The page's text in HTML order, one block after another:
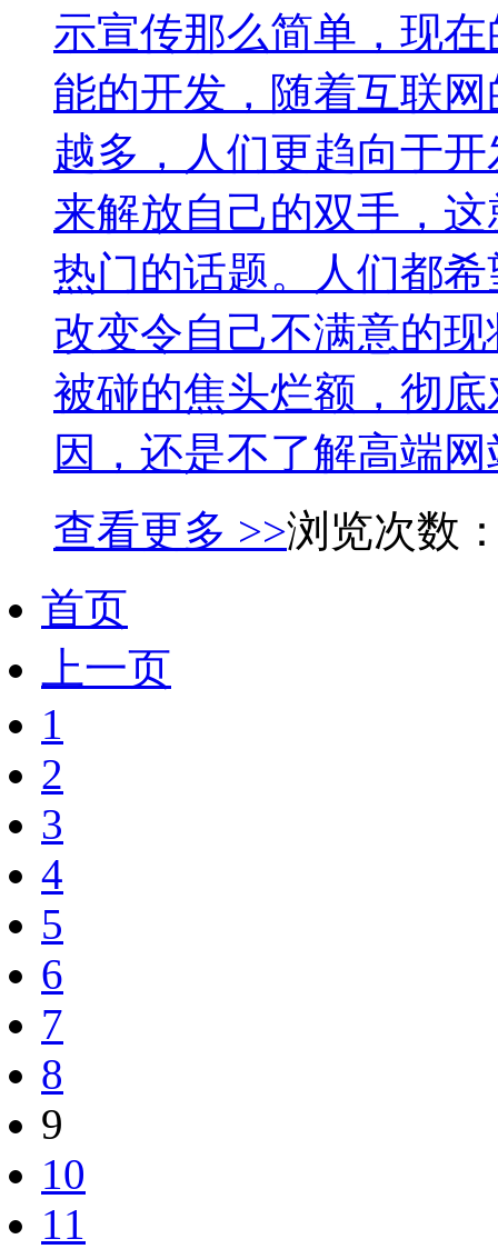
示宣传那么简单，现
能的开发，随着互联
越多，人们更趋向于
来解放自己的双手，
热门的话题。人们都
改变令自己不满意的
被碰的焦头烂额，彻
因，还是不了解高端
查看更多 >>浏览次数
首页
上一页
1
2
3
4
5
6
7
8
9
10
11